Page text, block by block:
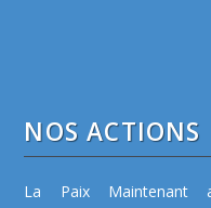
NOS ACTIONS
La Paix Maintenant